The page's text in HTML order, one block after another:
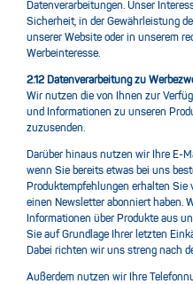
Datenverarbeitungen. Unser
Sicherheit, in der Gewährleistung
unserer Website oder in unserem
Werbeinteresse.
2.12 Datenverarbeitung zu
Wir nutzen die von Ihnen zur
und Informationen zu unseren
zuzusenden.
Darüber hinaus nutzen wir Ihre E-
wenn Sie bereits etwas bei uns
Produktempfehlungen erhalten Sie
einen Newsletter abonniert haben.
Informationen über Produkte aus
Sie auf Grundlage Ihrer letzten
Dabei richten wir uns streng nach
Außerdem nutzen wir Ihre